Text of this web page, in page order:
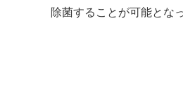
除菌することが可能とな